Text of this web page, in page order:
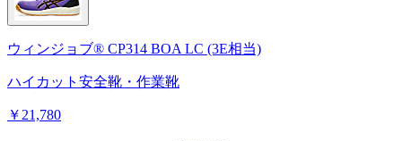
ウィンジョブ® CP314 BOA LC (3E相当)
ハイカット安全靴・作業靴
￥21,780